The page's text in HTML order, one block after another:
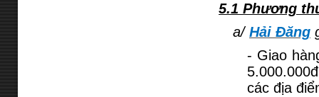
5.1 Phương
a/ Hải Đăng
- Giao
các địa